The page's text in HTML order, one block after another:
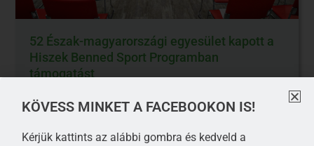
52 Észak-magyarországi egyesület kapott a
Hiszek Benned Sport Programban
támogatást
A Sportegyesületek Országos Szövetségének elnöke,
DVTK elnöke Sántha Gergely közösen tartott
KÖVESS MINKET A FACEBOOKON IS!
Kérjük kattints az alábbi gombra és kedveld a